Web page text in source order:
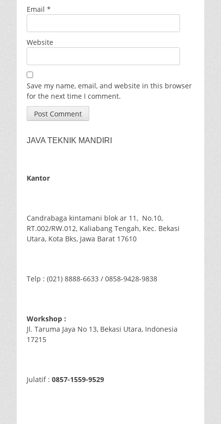
Email *
Website
Save my name, email, and website in this browser
for the next time I comment.
JAVA TEKNIK MANDIRI
Kantor
Candrabaga kintamani blok ar 11, No.10,
RT.002/RW.012, Kaliabang Tengah, Kec. Bekasi
Utara, Kota Bks, Jawa Barat 17610
Telp : (021) 8888-6633 / 0858-9428-9838
Workshop :
Jl. Taruma Jaya No 13, Bekasi Utara, Indonesia
17215
Julatif : 0857-1559-9529